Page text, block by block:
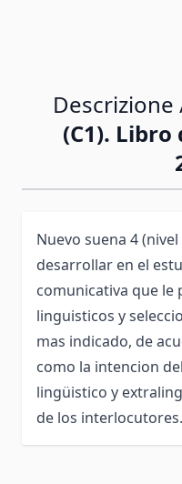
Descrizione
(C1). Libro
Nuevo suena 4
desarrollar en el
comunicativa que
linguisticos y
mas indicado, de
como la intencion
lingüistico y
de los interlocutores.